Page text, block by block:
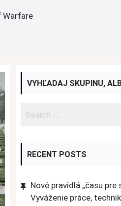
Warfare
VYHĽADAJ SKUPINU,
RECENT POSTS
Nové pravidlá „času pre
Vyváženie práce,